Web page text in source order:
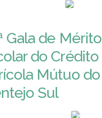
Gala de Mérito
do Crédito
Mútuo do
Sul